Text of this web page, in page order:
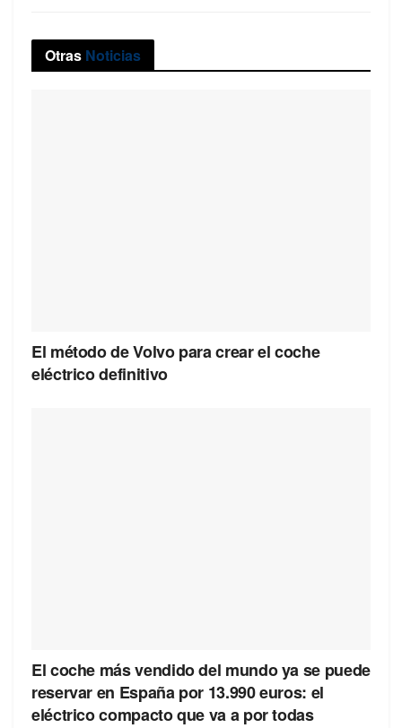
Otras Noticias
El método de Volvo para crear el coche
eléctrico definitivo
El coche más vendido del mundo ya se puede
reservar en España por 13.990 euros: el
eléctrico compacto que va a por todas